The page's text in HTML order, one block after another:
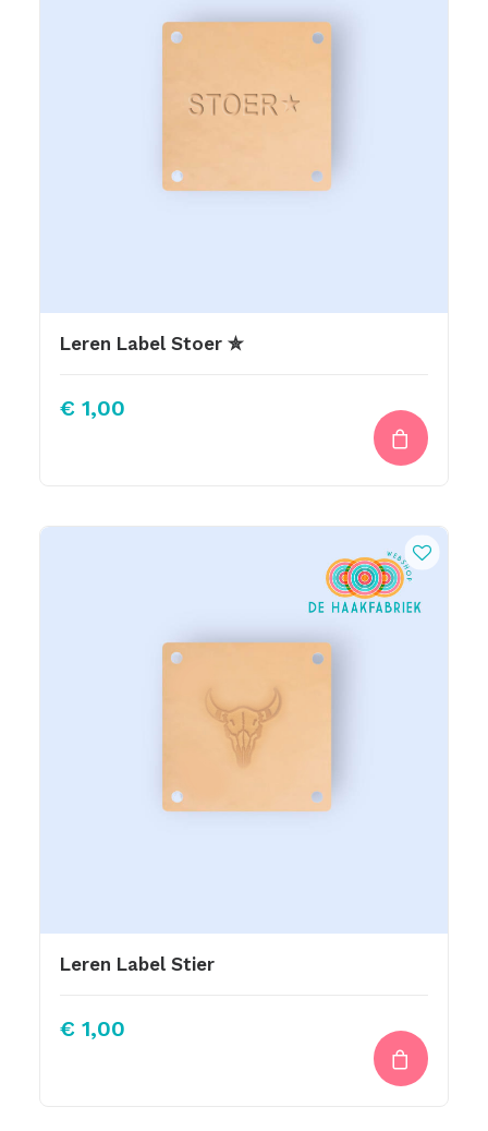
Leren Label Stoer ✮
€ 1,00
Leren Label Stier
€ 1,00